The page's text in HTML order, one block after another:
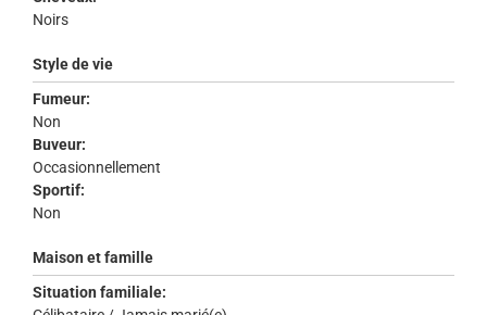
Noirs
Style de vie
Fumeur:
Non
Buveur:
Occasionnellement
Sportif:
Non
Maison et famille
Situation familiale: